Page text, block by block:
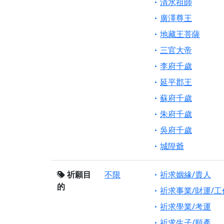
廣澤尊王
地藏王菩薩
三官大帝
李府千歲
延平郡王
蘇府千歲
朱府千歲
吳府千歲
城隍爺
祈願目
的
不限
祈求姻緣/貴人
祈求事業/財運/工
祈求學業/考運